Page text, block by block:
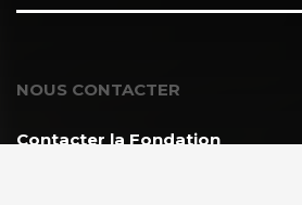
NOUS CONTACTER
Contacter la Fondation